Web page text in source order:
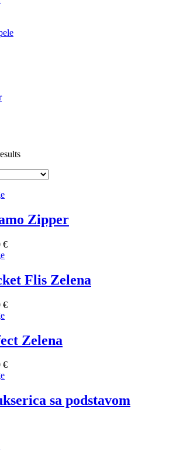
Zipper
€Raspon
35,00 €
do
Flis Zelena
€Raspon
22,00 €
do Zelena
€Raspon
33,00 €
do
sa podstavom